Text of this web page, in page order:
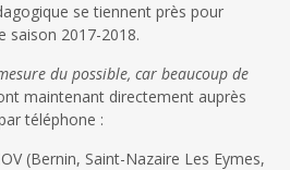
se tiennent près pour
saison 2017-2018.
du possible, car beaucoup de
maintenant directement auprès
téléphone :
(Bernin, Saint-Nazaire Les Eymes,